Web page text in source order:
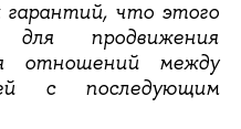
что этого
продвижения
отношений между
с последующим